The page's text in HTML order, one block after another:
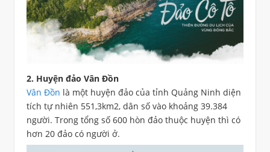
2. Huyện đảo Vân Đồn
Vân Đồn là một huyện đảo của tỉnh Quảng Ninh diện
tích tự nhiên 551,3km2, dân số vào khoảng 39.384
người. Trong tổng số 600 hòn đảo thuộc huyện thì có
hơn 20 đảo có người ở.